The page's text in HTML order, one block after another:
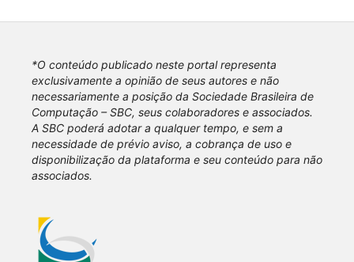
*O conteúdo publicado neste portal representa
exclusivamente a opinião de seus autores e não
necessariamente a posição da Sociedade Brasileira de
Computação – SBC, seus colaboradores e associados.
A SBC poderá adotar a qualquer tempo, e sem a
necessidade de prévio aviso, a cobrança de uso e
disponibilização da plataforma e seu conteúdo para não
associados.